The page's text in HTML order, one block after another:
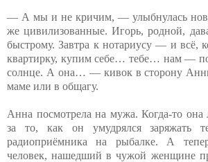
— А мы и не кричим, — улыбнулась
же цивилизованные. Игорь, родной,
быстрому. Завтра к нотариусу — и всё,
квартирку, купим себе… тебе… нам —
солнце. А она… — кивок в сторону
маме или в общагу.
Анна посмотрела на мужа. Когда-то она
за то, как он умудрялся заряжать
радиоприёмника на рыбалке. А
человек, нашедший в чужой женщине